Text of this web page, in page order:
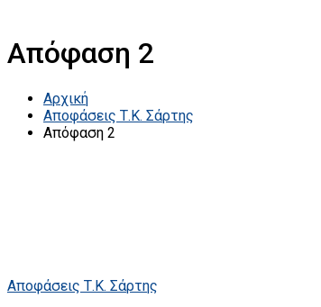
Απόφαση 2
Αρχική
Αποφάσεις Τ.Κ. Σάρτης
Απόφαση 2
Αποφάσεις Τ.Κ. Σάρτης